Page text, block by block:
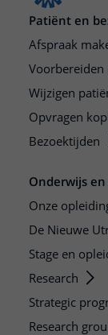
Patiënt en
Afspraak
Wijzigen
Opvragen
Bezoektijden
Onderwijs
Onze
De Nieuwe
Stage en
Research
Strategic
Research